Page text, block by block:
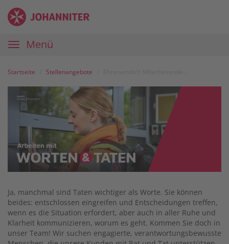
Zum
Inhalt
Anmelden
Zur
Navigation
Zur
Startseite
Karriereportal
Johanniter
Hauptnavigation
Menü
Startseite Stellenangebote
Ja, manchmal sind Taten wichtiger als Worte. Sie können
beides: entschlossen eingreifen und Entscheidungen treffen,
wenn es die Situation erfordert, aber auch in aller Ruhe und
Klarheit kommunizieren, worum es geht. Kommen Sie doch in
unser Team! Wir suchen engagierte, verantwortungsbewusste